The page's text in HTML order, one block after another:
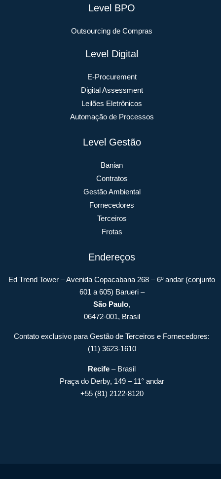
Level BPO
Outsourcing de Compras
Level Digital
E-Procurement
Digital Assessment
Leilões Eletrônicos
Automação de Processos
Level Gestão
Banian
Contratos
Gestão Ambiental
Fornecedores
Terceiros
Frotas
Endereços
Ed Trend Tower – Avenida Copacabana 268 – 6º andar (conjunto
601 a 605) Barueri –
São Paulo,
06472-001, Brasil
Contato exclusivo para Gestão de Terceiros e Fornecedores:
(11) 3623-1610
Recife – Brasil
Praça do Derby, 149 – 11° andar
+55 (81) 2122-8120